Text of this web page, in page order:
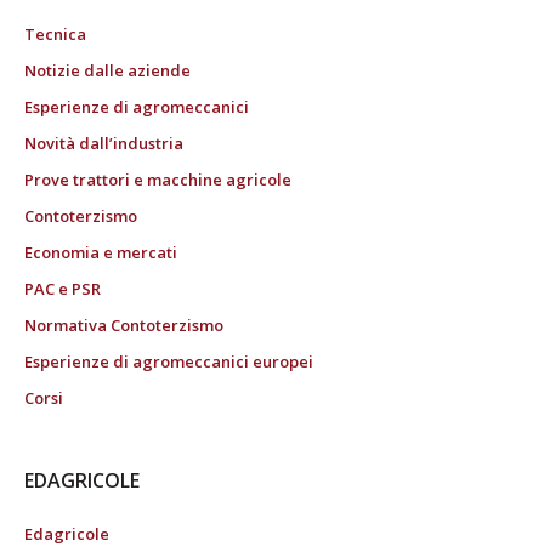
Tecnica
Notizie dalle aziende
Esperienze di agromeccanici
Novità dall’industria
Prove trattori e macchine agricole
Contoterzismo
Economia e mercati
PAC e PSR
Normativa Contoterzismo
Esperienze di agromeccanici europei
Corsi
EDAGRICOLE
Edagricole